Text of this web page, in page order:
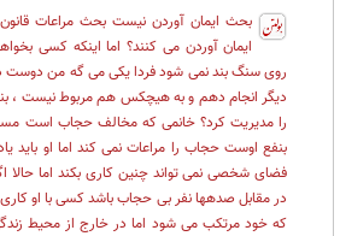
بحث ایمان آوردن نیست بحث مراعات
ایمان آوردن می کنند؟ اما اینکه کسی
روی سنگ بند نمی شود فردا یکی می گه من
دیگر انجام دهم و به هیچکس هم مربوط نیست ،
را مدیریت کرد؟ خانمی که مخالف حجاب است
بنفع اوست حجاب را مراعات نمی کند اما او باید
فضای شخصی نمی تواند چنین کاری بکند اما حالا
در مقابل صدهها نفر بی حجاب باشد کسی با او
که خود مرتکب می شود اما در خارج از محیط